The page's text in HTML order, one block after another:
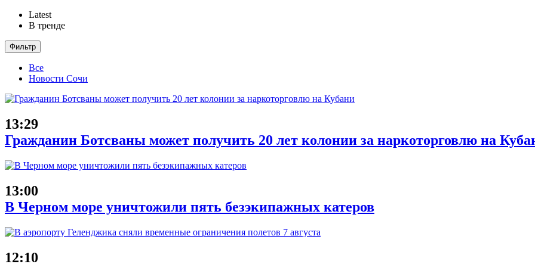
Latest
В тренде
Фильтр
Все
Новости Сочи
13:29
Гражданин Ботсваны может получить 20 лет колонии за наркоторговлю на
13:00
В Черном море уничтожили пять безэкипажных катеров
12:10